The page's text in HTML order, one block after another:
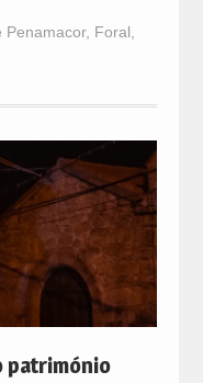
Penamacor, Foral
património